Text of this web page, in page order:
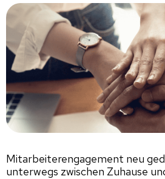
Mitarbeiterengagement neu
unterwegs zwischen Zuhause